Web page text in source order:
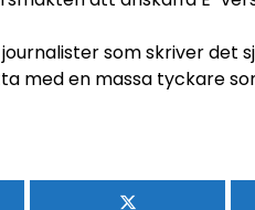
som skriver det
med en massa tyckare